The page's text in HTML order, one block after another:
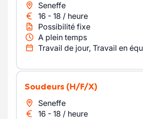
Seneffe
16 - 18 / heure
Possibilité fixe
A plein temps
Travail de jour, Travail en
Soudeurs (H/F/X)
Seneffe
16 - 18 / heure